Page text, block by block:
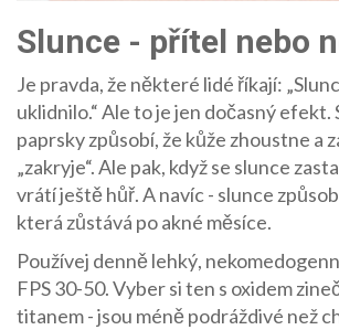
Slunce - přítel nebo
Je pravda, že některé lidé říkají:
uklidnilo.“ Ale to je jen dočasný efekt.
paprsky způsobí, že kůže zhoustne a
„zakryje“. Ale pak, když se slunce
vrátí ještě hůř. A navíc - slunce
která zůstává po akné měsíce.
Používej denně lehký,
FPS 30-50. Vyber si ten s oxidem
titanem - jsou méně podráždivé než